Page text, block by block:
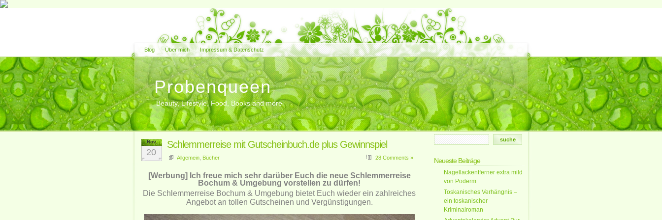
Blog Über mich Impressum & Datenschutz
Probenqueen
Beauty, Lifestyle, Food, Books and more
Nov.
20
Schlemmerreise mit Gutscheinbuch.de plus Gewinnspiel
Allgemein Bücher 28 Comments »
[Werbung] Ich freue mich sehr darüber Euch die neue Schlemmerreise
Bochum & Umgebung vorstellen zu dürfen!
Die Schlemmerreise Bochum & Umgebung bietet Euch wieder ein zahlreiches
Angebot an tollen Gutscheinen und Vergünstigungen.
Neueste Beiträge
Nagellackentferner extra mild
von Poderm
Toskanisches Verhängnis –
ein toskanischer
Kriminalroman